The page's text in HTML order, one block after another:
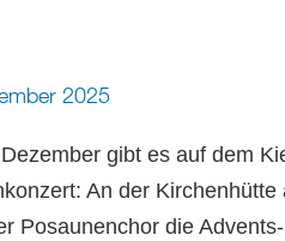
2025
gibt es auf dem
An der
Posaunenchor die